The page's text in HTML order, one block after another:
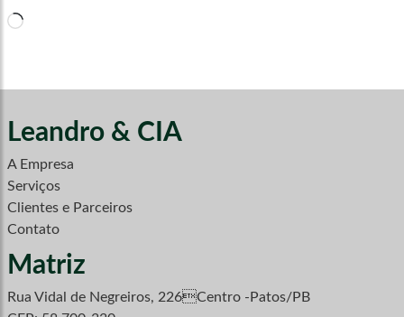
Carregando...
Leandro & CIA
A Empresa
Serviços
Clientes e Parceiros
Contato
Matriz
Rua Vidal de Negreiros, 226Centro -Patos/PB